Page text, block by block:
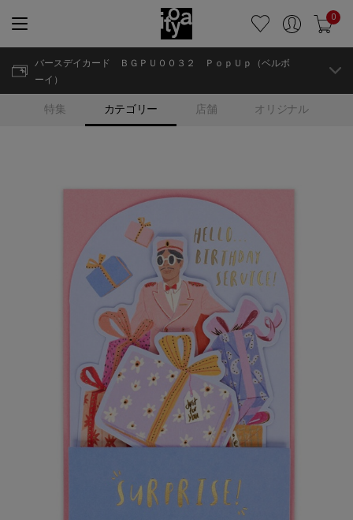
0
特集 カテゴリー 店舗 オリジナル
バースデイカード ＢＧＰＵ００３２ ＰｏｐＵｐ（ベルボ
ーイ）